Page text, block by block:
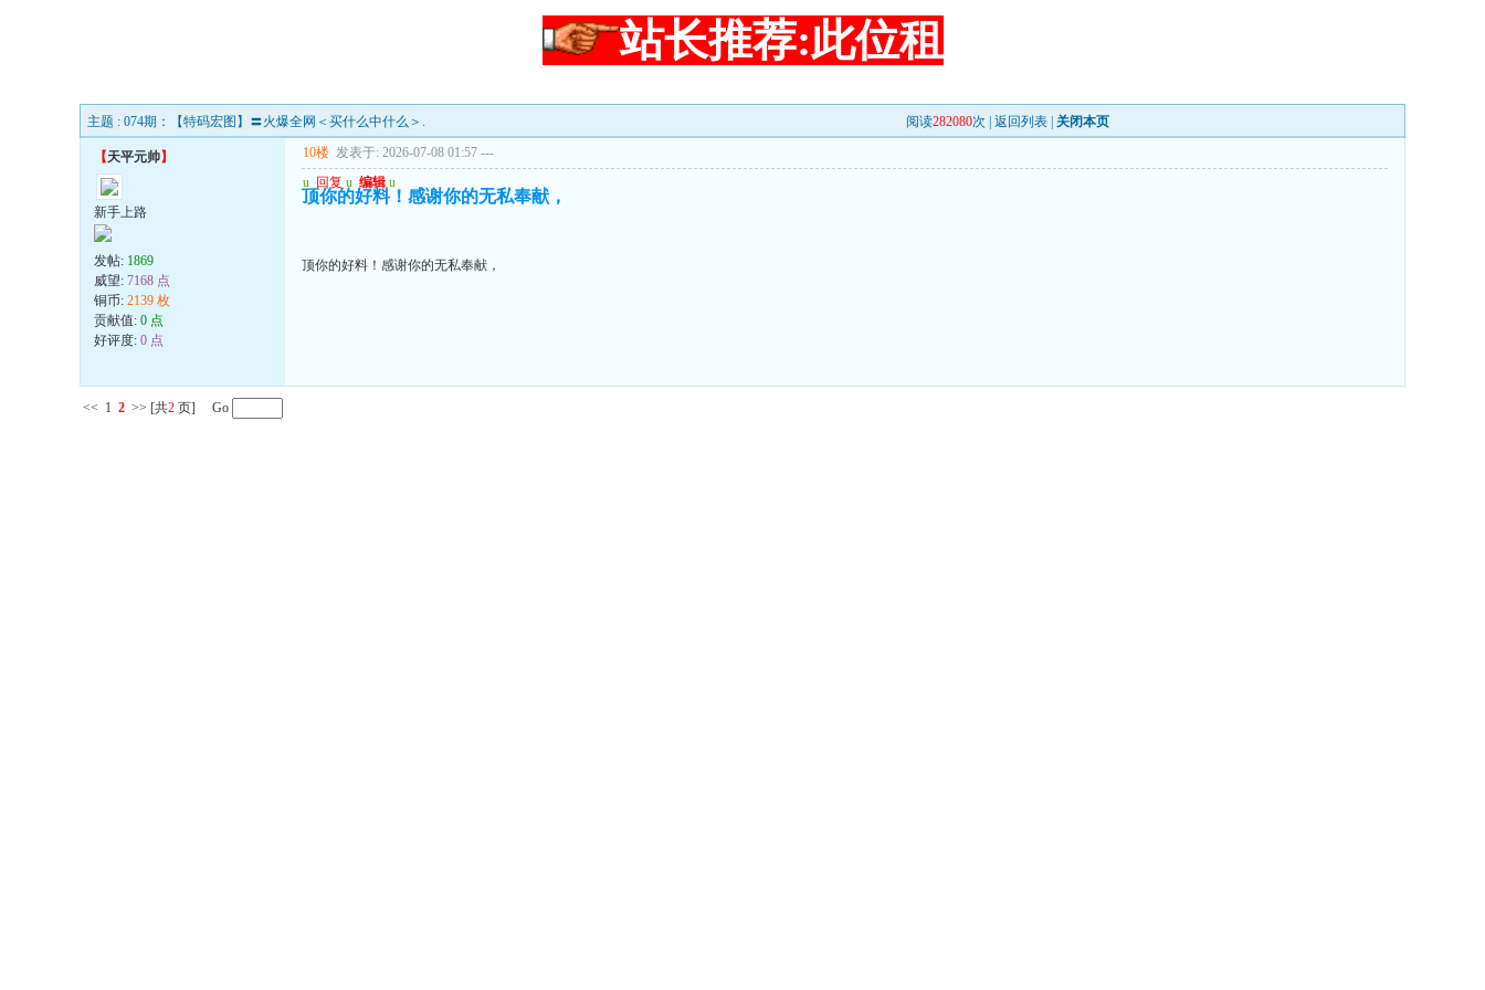
站长推荐:此位租
主题 : 074期：【特码宏图】〓火爆全网＜买什么中什么＞. 阅读282080次 | 返回列表 关闭本页
【天平元帅】
新手上路
发帖: 1869
威望: 7168 点
铜币: 2139 枚
贡献值: 0 点
好评度: 0 点
10楼 发表于: 2026-07-08 01:57 ---
u 回复 u 编辑 u
顶你的好料！感谢你的无私奉献，
顶你的好料！感谢你的无私奉献，
<< 1 2 >> [共2 页] Go